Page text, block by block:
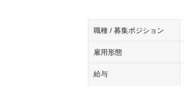
職種 / 募集ポジション
雇用形態
給与